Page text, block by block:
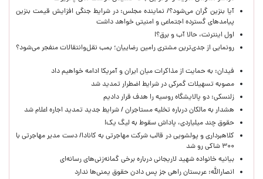
آیا بنزین گران می‌شود؟/ نماینده مجلس: در شرایط جنگی افزایش قیمت بنزین
پیامدهای گسترده اجتماعی و امنیتی خواهد داشت
اول اینترنت، حالا آب و برق؟!
رونمایی از جدی‌ترین مشتری رامین رضاییان؛ بمب نقل‌وانتقالات منفجر می‌شود؟
فیدان: به حمایت از مذاکرات میان ایران و آمریکا ادامه خواهیم داد
مصوبه تسهیلات گمرکی در شرایط اضطرار تمدید شد
زلنسکی: دو پالایشگاه روسیه را هدف قرار دادیم
هشدار به مالکان درباره تخلیه مستاجران / شرایط جدید تمدید اجاره اعلام شد
حقوق چند میلیاردی، پاداش سقوط به لیگ یک!
کلاهبرداری و پولشویی در قالب شرکت مهاجرتی به کانادا/ دست مدیر مهاجرتی با
۳۰۰ شاکی رو شد
بیانیه خانواده شهید لاریجانی درباره برخی گمانه‌زنی‌های رسانه‌ای
انصارالله: عربستان راهی جز پس دادن حقوق یمنی‌ها ندارد